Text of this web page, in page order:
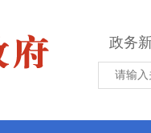
政务